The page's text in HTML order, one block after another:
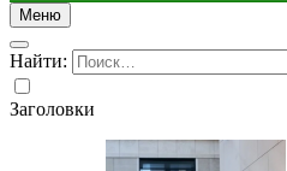
Меню
Найти:
Заголовки